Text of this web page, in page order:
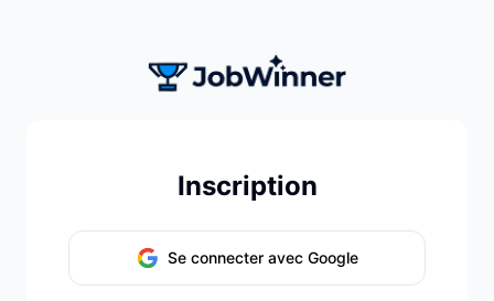
Inscription
Se connecter avec Google